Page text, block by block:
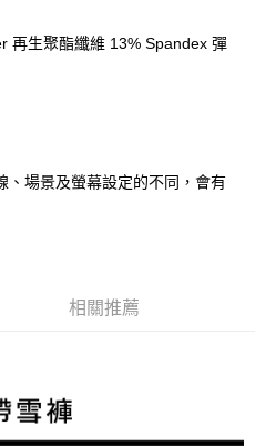
分期」於每月結算日後寄送繳費提
超商條碼／台灣大直營門市／銀行轉
繳費。
」（以下簡稱本公司）所提供，讓
或服務，並由商店將買賣／分期付款
之契約關係目的，商店將以您的個人
灣大哥大進項蒐集、處理及利用，
」後，將跳轉至「AFTEE先享後付」
知簡訊。
此簡訊中的連結，可透過四大超商／
，方視為交易完成。
繳費，但若您需要取消訂單，請聯絡
訂單仍視為有效，需透過AFTEE先享
關疑問，請聯繫「AFTEE先享後付
之「AFTEE先享後付」服務完成之交
資料，並將交易相關給付款項請求債
理人或監護人之同意方可使用
者引起之損失，本公司不負相關責
免運費
)免運費
再生聚酯纖維 13% Spandex 彈
場景及螢幕設定的不同，會有
相關推薦